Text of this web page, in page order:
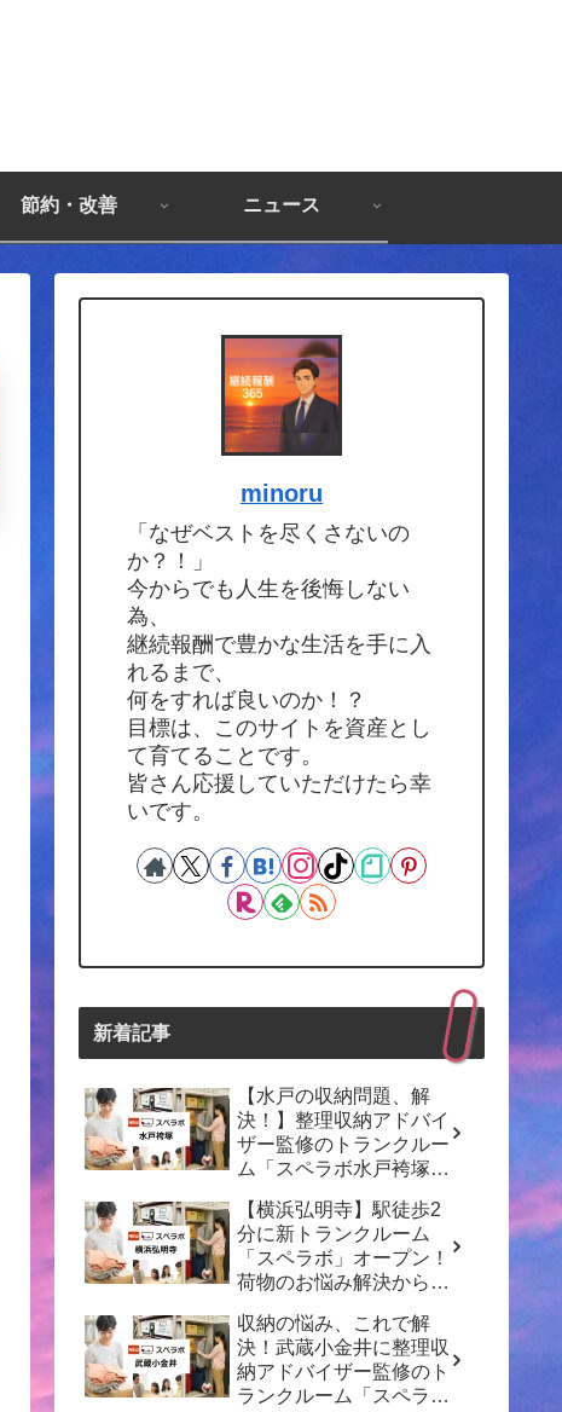
節約・改善 ニュース
minoru
「なぜベストを尽くさないの
か？！」
今からでも人生を後悔しない
為、
継続報酬で豊かな生活を手に入
れるまで、
何をすれば良いのか！？
目標は、このサイトを資産とし
て育てることです。
皆さん応援していただけたら幸
いです。
新着記事
【水戸の収納問題、解
決！】整理収納アドバイ
ザー監修のトランクルー
ム「スペラボ水戸袴塚
【横浜弘明寺】駅徒歩2
分に新トランクルーム
「スペラボ」オープン！
荷物のお悩み解決から賢
収納の悩み、これで解
決！武蔵小金井に整理収
納アドバイザー監修のト
ランクルーム「スペラ